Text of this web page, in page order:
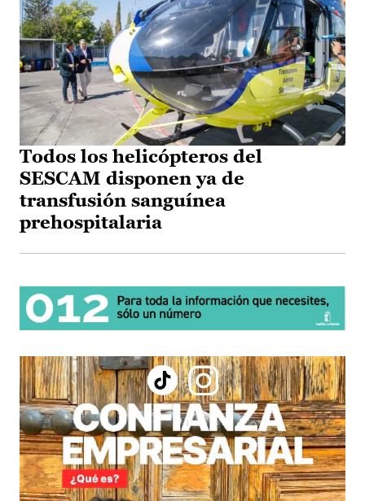
Todos los helicópteros del
SESCAM disponen ya de
transfusión sanguínea
prehospitalaria